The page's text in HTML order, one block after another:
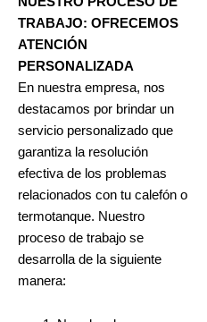
TRABAJO: OFRECEMOS
ATENCIÓN
PERSONALIZADA
En nuestra empresa, nos
destacamos por brindar un
servicio personalizado que
garantiza la resolución
efectiva de los problemas
relacionados con tu calefón o
termotanque. Nuestro
proceso de trabajo se
desarrolla de la siguiente
manera: